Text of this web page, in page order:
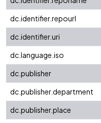
dc.identifier.repourl
dc.identifier.uri
dc.language.iso
dc.publisher
dc.publisher.department
dc.publisher.place